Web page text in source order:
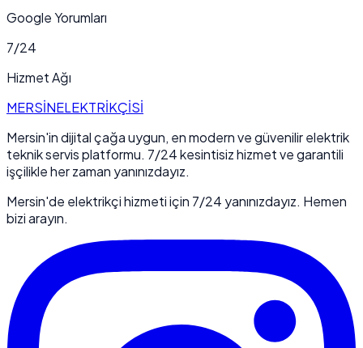
Google Yorumları
7/24
Hizmet Ağı
MERSİNELEKTRİKÇİSİ
Mersin'in dijital çağa uygun, en modern ve güvenilir elektrik
teknik servis platformu. 7/24 kesintisiz hizmet ve garantili
işçilikle her zaman yanınızdayız.
Mersin'de elektrikçi hizmeti için 7/24 yanınızdayız. Hemen
bizi arayın.